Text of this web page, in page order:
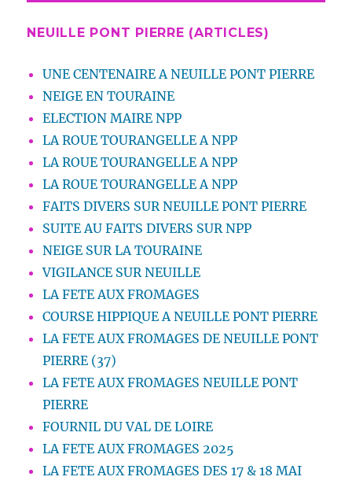
NEUILLE PONT PIERRE (ARTICLES)
UNE CENTENAIRE A NEUILLE PONT PIERRE
NEIGE EN TOURAINE
ELECTION MAIRE NPP
LA ROUE TOURANGELLE A NPP
LA ROUE TOURANGELLE A NPP
LA ROUE TOURANGELLE A NPP
FAITS DIVERS SUR NEUILLE PONT PIERRE
SUITE AU FAITS DIVERS SUR NPP
NEIGE SUR LA TOURAINE
VIGILANCE SUR NEUILLE
LA FETE AUX FROMAGES
COURSE HIPPIQUE A NEUILLE PONT PIERRE
LA FETE AUX FROMAGES DE NEUILLE PONT
PIERRE (37)
LA FETE AUX FROMAGES NEUILLE PONT
PIERRE
FOURNIL DU VAL DE LOIRE
LA FETE AUX FROMAGES 2025
LA FETE AUX FROMAGES DES 17 & 18 MAI